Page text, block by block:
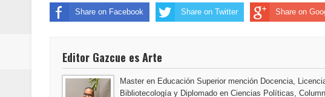
Antisoborno certificado
Humano Seguros transforma la emisión de
Share on Facebook Share on Twitter Share on
Editor Gazcue es Arte
Master en Educación Superior mención Docencia,
Bibliotecología y Diplomado en Ciencias Políticas,